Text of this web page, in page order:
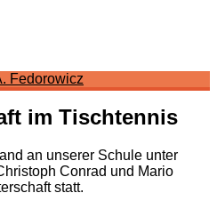
Fedorowicz
im Tischtennis
an unserer Schule unter
Conrad und Mario
statt.